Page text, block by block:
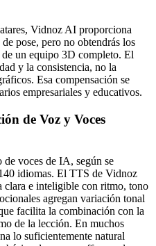
Vidnoz AI proporciona
pose, pero no obtendrás los
un equipo 3D completo. El
y la consistencia, no la
Esa compensación se
empresariales y educativos.
de Voz y Voces
voces de IA, según se
idiomas. El TTS de Vidnoz
clara e inteligible con ritmo, tono
agregan variación tonal
facilita la combinación con la
de la lección. En muchos
lo suficientemente natural